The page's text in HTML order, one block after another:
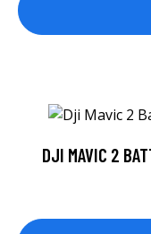
DJI MAVIC 2